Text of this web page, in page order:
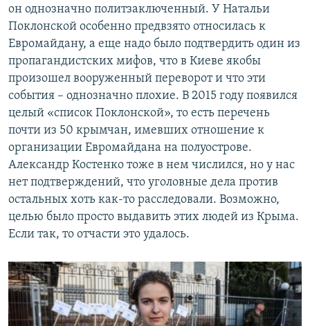
он однозначно политзаключенный. У Натальи
Поклонской особенно предвзято относилась к
Евромайдану, а еще надо было подтвердить один из
пропагандистских мифов, что в Киеве якобы
произошел вооруженный переворот и что эти
события – однозначно плохие. В 2015 году появился
целый «список Поклонской», то есть перечень
почти из 50 крымчан, имевших отношение к
организации Евромайдана на полуострове.
Александр Костенко тоже в нем числился, но у нас
нет подтверждений, что уголовные дела против
остальных хоть как-то расследовали. Возможно,
целью было просто выдавить этих людей из Крыма.
Если так, то отчасти это удалось.